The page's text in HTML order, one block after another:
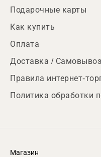
Подарочные карты
Как купить
Оплата
Доставка / Самовывоз
Правила интернет-
Политика обработки
Магазин